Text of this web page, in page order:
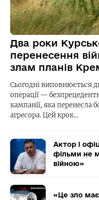
Два роки
перенесення
злам планів
Сьогодні виповнюється
операції —
кампанії, яка перенесла
агресора. Цей крок…
Актор і
фільми не
війною»
«Це зло